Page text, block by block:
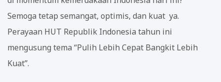
Semoga tetap semangat, optimis, dan kuat ya.
Perayaan HUT Republik Indonesia tahun ini
mengusung tema “Pulih Lebih Cepat Bangkit Lebih
Kuat”.